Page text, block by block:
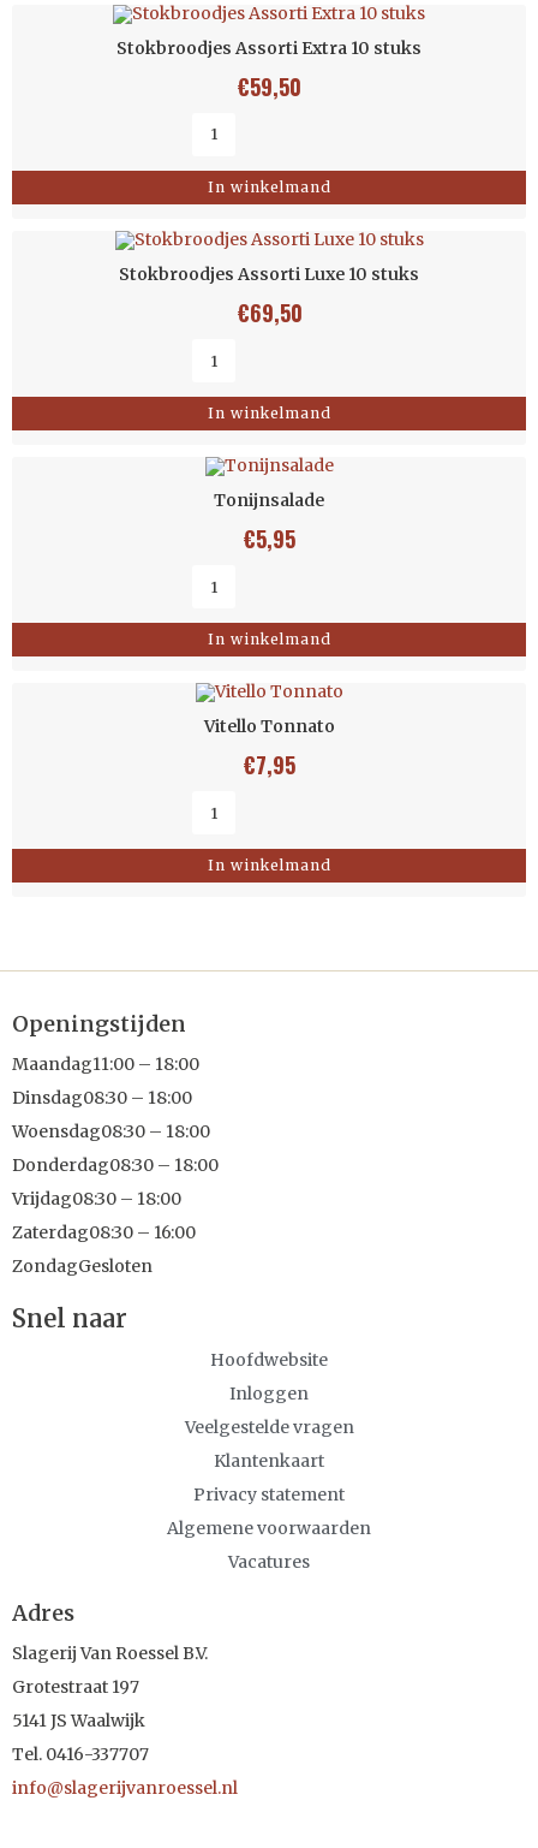
Stokbroodjes Assorti Extra 10 stuks
€59,50
In winkelmand
Stokbroodjes Assorti Luxe 10 stuks
€69,50
In winkelmand
Tonijnsalade
€5,95
In winkelmand
Vitello Tonnato
€7,95
In winkelmand
Openingstijden
Maandag11:00 – 18:00
Dinsdag08:30 – 18:00
Woensdag08:30 – 18:00
Donderdag08:30 – 18:00
Vrijdag08:30 – 18:00
Zaterdag08:30 – 16:00
ZondagGesloten
Snel naar
Hoofdwebsite
Inloggen
Veelgestelde vragen
Klantenkaart
Privacy statement
Algemene voorwaarden
Vacatures
Adres
Slagerij Van Roessel B.V.
Grotestraat 197
5141 JS Waalwijk
Tel. 0416-337707
info@slagerijvanroessel.nl